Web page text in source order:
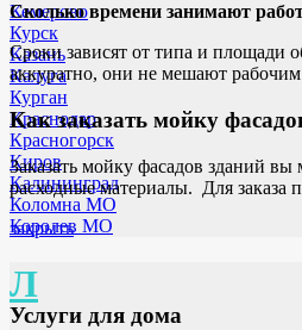
Кемерово
Курск
Казань
Калуга
Курган
Краснодар
Красногорск
Киров
Калининград
Коломна МО
Королев МО
Л
Сколько времени занимают
Сроки зависят от типа и площади
аккуратно, они не мешают
Как заказать мойку
Заказать мойку фасадов зданий
расходные материалы. Для заказа
закрыть
Услуги для дома